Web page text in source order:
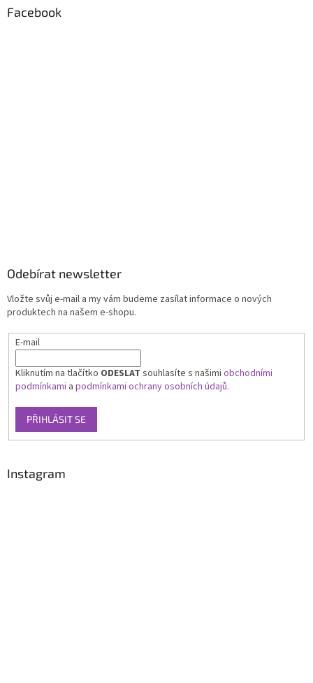
Facebook
Odebírat newsletter
Vložte svůj e-mail a my vám budeme zasílat informace o nových
produktech na našem e-shopu.
E-mail
Kliknutím na tlačítko ODESLAT souhlasíte s našimi obchodními
podmínkami a podmínkami ochrany osobních údajů.
PŘIHLÁSIT SE
Instagram